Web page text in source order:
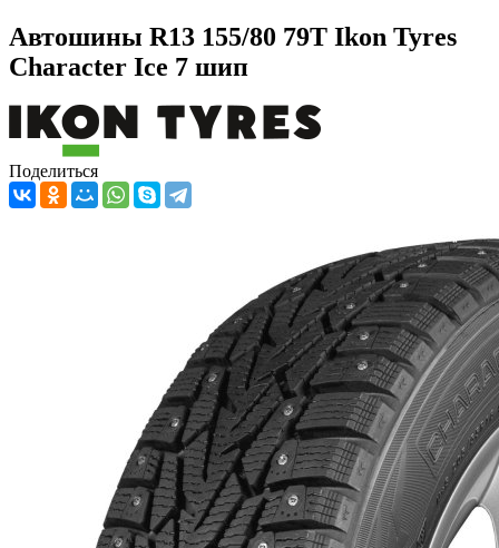
Автошины R13 155/80 79T Ikon Tyres
Character Ice 7 шип
Поделиться